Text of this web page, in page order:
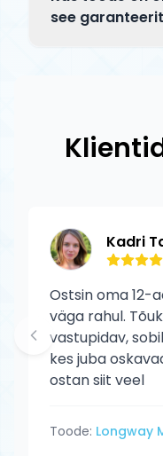
jooksul.
Tagastatav
see
normaalset
Kadri
Ostsin oma 12-
väga rahul.
vastupidav,
kes juba
ostan siit veel
Toode: Longway